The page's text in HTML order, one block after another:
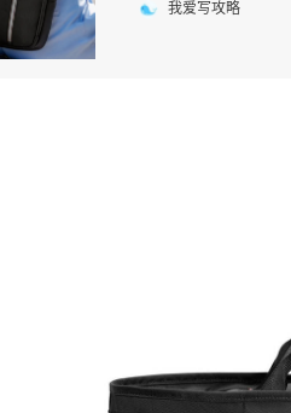
我爱写攻略
【55专享】Bobbi Brown 美网：美妆礼